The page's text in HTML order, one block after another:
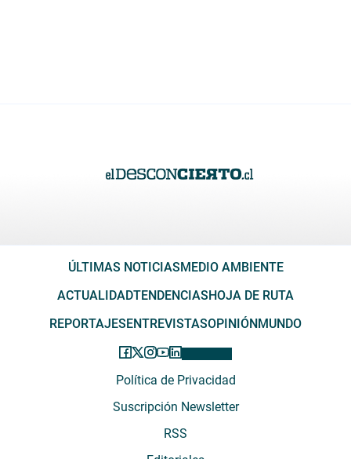
ÚLTIMAS NOTICIAS MEDIO AMBIENTE
ACTUALIDADTENDENCIAS HOJA DE RUTA
REPORTAJES ENTREVISTASOPINIÓN MUNDO
Política de Privacidad
Suscripción Newsletter
RSS